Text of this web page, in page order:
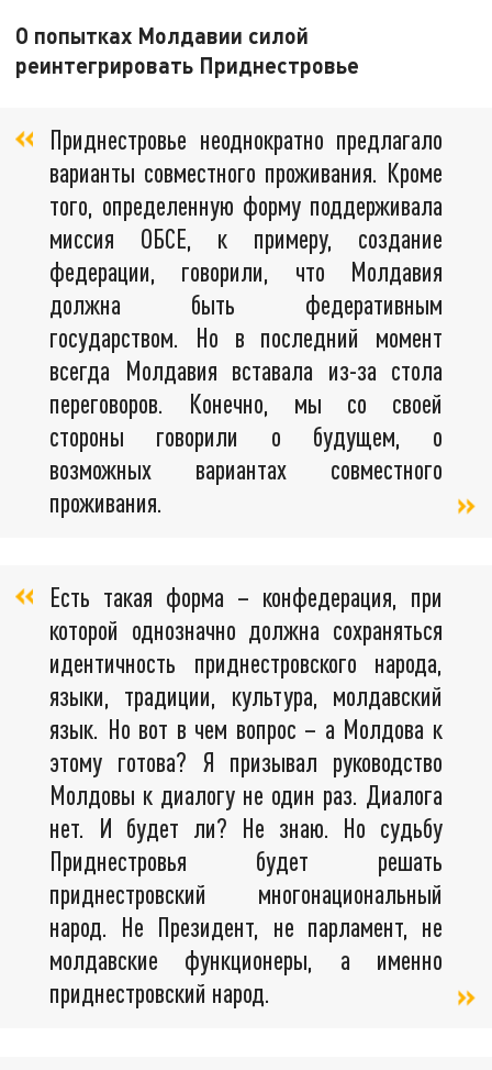
О попытках Молдавии силой
реинтегрировать Приднестровье
Приднестровье неоднократно предлагало
варианты совместного проживания. Кроме
того, определенную форму поддерживала
миссия ОБСЕ, к примеру, создание
федерации, говорили, что Молдавия
должна быть федеративным
государством. Но в последний момент
всегда Молдавия вставала из-за стола
переговоров. Конечно, мы со своей
стороны говорили о будущем, о
возможных вариантах совместного
проживания.
Есть такая форма – конфедерация, при
которой однозначно должна сохраняться
идентичность приднестровского народа,
языки, традиции, культура, молдавский
язык. Но вот в чем вопрос – а Молдова к
этому готова? Я призывал руководство
Молдовы к диалогу не один раз. Диалога
нет. И будет ли? Не знаю. Но судьбу
Приднестровья будет решать
приднестровский многонациональный
народ. Не Президент, не парламент, не
молдавские функционеры, а именно
приднестровский народ.